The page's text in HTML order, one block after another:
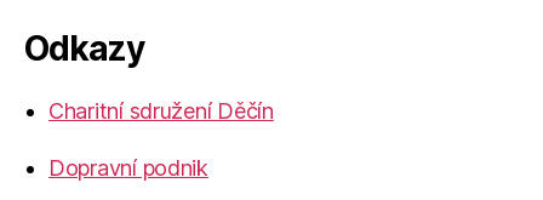
Odkazy
Charitní sdružení Děčín
Dopravní podnik